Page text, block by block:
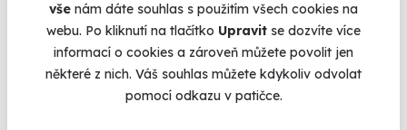
vše nám dáte souhlas s použitím všech cookies na
webu. Po kliknutí na tlačítko Upravit se dozvíte více
informací o cookies a zároveň můžete povolit jen
některé z nich. Váš souhlas můžete kdykoliv odvolat
pomocí odkazu v patičce.
Chcete rezervovat termín?
Objednat poukaz
PRO KOHO
Dárky pro muže
Dárky pro ženy